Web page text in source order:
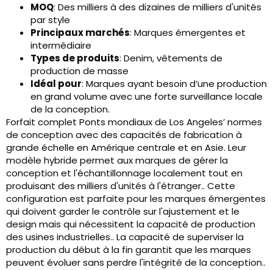
MOQ: Des milliers à des dizaines de milliers d'unités
par style
Principaux marchés: Marques émergentes et
intermédiaire
Types de produits: Denim, vêtements de
production de masse
Idéal pour: Marques ayant besoin d’une production
en grand volume avec une forte surveillance locale
de la conception.
Forfait complet Ponts mondiaux de Los Angeles’ normes
de conception avec des capacités de fabrication à
grande échelle en Amérique centrale et en Asie. Leur
modèle hybride permet aux marques de gérer la
conception et l'échantillonnage localement tout en
produisant des milliers d'unités à l'étranger.. Cette
configuration est parfaite pour les marques émergentes
qui doivent garder le contrôle sur l'ajustement et le
design mais qui nécessitent la capacité de production
des usines industrielles.. La capacité de superviser la
production du début à la fin garantit que les marques
peuvent évoluer sans perdre l'intégrité de la conception..